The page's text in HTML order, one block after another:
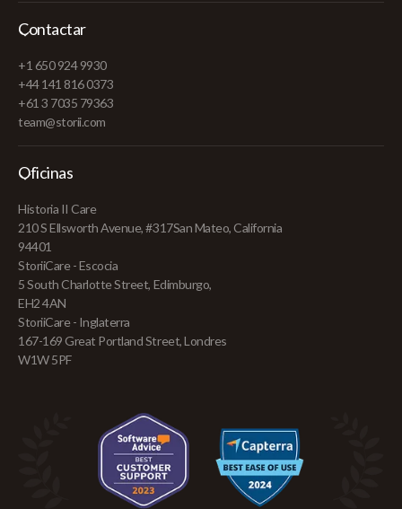
Contactar
+1 650 924 9930
+44 141 816 0373
+61 3 7035 79363
team@storii.com
Oficinas
Historia II Care
210 S Ellsworth Avenue, #317San Mateo, California
94401
StoriiCare - Escocia
5 South Charlotte Street, Edimburgo,
EH2 4AN
StoriiCare - Inglaterra
167-169 Great Portland Street, Londres
W1W 5PF